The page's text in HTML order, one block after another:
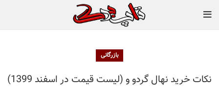
بازرگانی
نکات خرید نهال گردو و (لیست قیمت در اسفند 1399)